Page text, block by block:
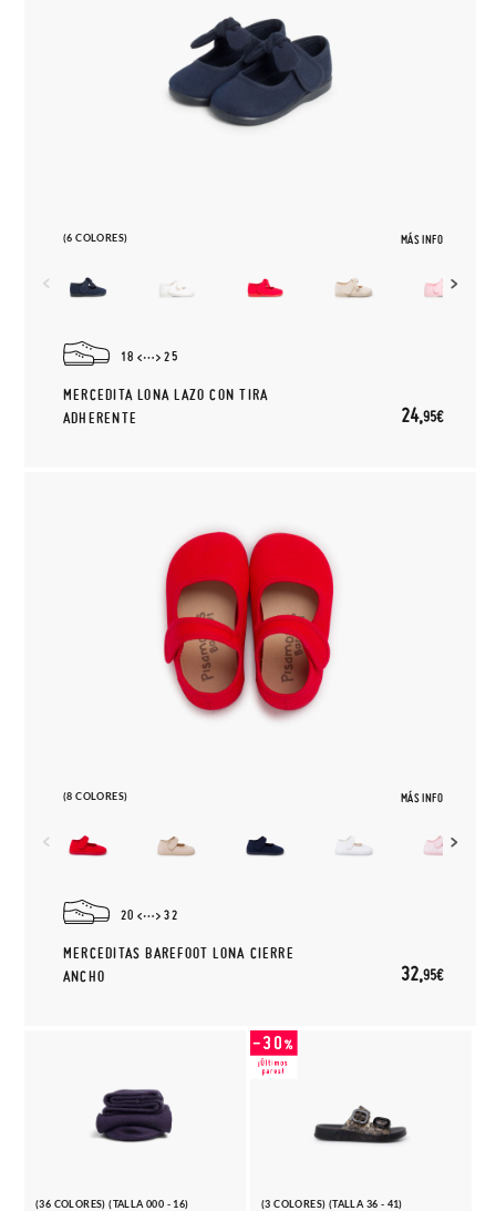
(6 COLORES) MÁS INFO
18 25
MERCEDITA LONA LAZO CON TIRA
ADHERENTE
24,95€
(8 COLORES) MÁS INFO
20 32
MERCEDITAS BAREFOOT LONA CIERRE
ANCHO
32,95€
(36 COLORES) (TALLA 000 - 16) (3 COLORES) (TALLA 36 - 41)